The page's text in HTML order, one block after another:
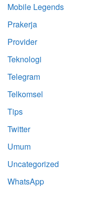
Mobile Legends
Prakerja
Provider
Teknologi
Telegram
Telkomsel
Tips
Twitter
Umum
Uncategorized
WhatsApp